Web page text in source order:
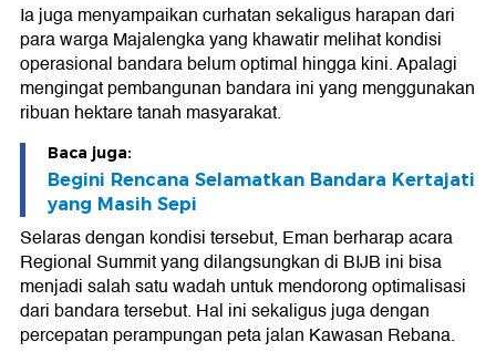
Ia juga menyampaikan curhatan sekaligus harapan dari
para warga Majalengka yang khawatir melihat kondisi
operasional bandara belum optimal hingga kini. Apalagi
mengingat pembangunan bandara ini yang menggunakan
ribuan hektare tanah masyarakat.
Baca juga:
Begini Rencana Selamatkan Bandara Kertajati
yang Masih Sepi
Selaras dengan kondisi tersebut, Eman berharap acara
Regional Summit yang dilangsungkan di BIJB ini bisa
menjadi salah satu wadah untuk mendorong optimalisasi
dari bandara tersebut. Hal ini sekaligus juga dengan
percepatan perampungan peta jalan Kawasan Rebana.